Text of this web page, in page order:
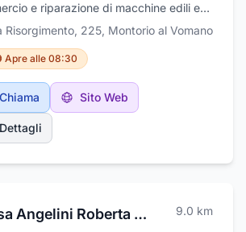
e riparazione di macchine edili e
Mette a disposizione l'esperienza
e l'affidabilità di un gruppo per
le esigenze di tutti i clienti e per
sempre le soluzioni migliori ed
L'azienda Rames si occupa con
della vendita del nuovo,
e assistenza di macchine
terra, sollevatori, piattaforme e
al Vomano, in provincia di Teramo, in
Risorgimento, 225, Montorio al Vomano
Apre alle 08:30
Chiama Sito Web
Dettagli
Dr.ssa Angelini Roberta Specialista Pediatra 9.0 km